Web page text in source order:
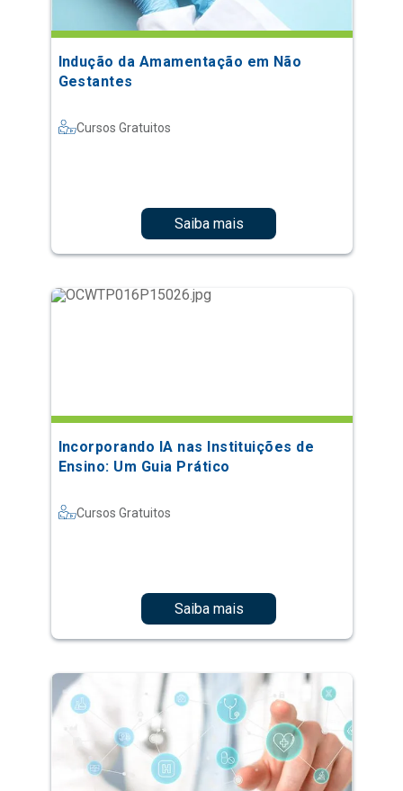
Indução da Amamentação em Não
Gestantes
Cursos Gratuitos
Saiba mais
Incorporando IA nas Instituições de
Ensino: Um Guia Prático
Cursos Gratuitos
Saiba mais